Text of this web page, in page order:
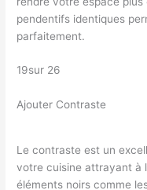
pendentifs identiques
parfaitement.
19sur 26
Ajouter Contraste
Le contraste est un
votre cuisine attrayant à
éléments noirs comme